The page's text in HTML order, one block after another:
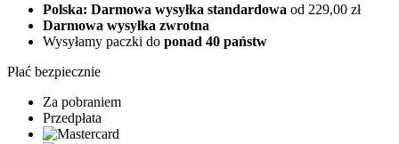
Polska: Darmowa wysyłka standardowa od 229,00 zł
Darmowa wysyłka zwrotna
Wysyłamy paczki do ponad 40 państw
Płać bezpiecznie
Za pobraniem
Przedpłata